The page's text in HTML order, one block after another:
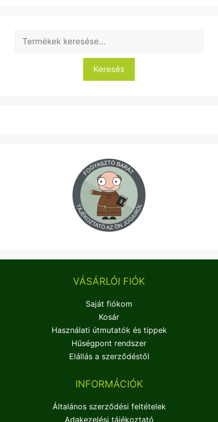
Keresés
Keresés
VÁSÁRLÓI FIÓK
Saját fiókom
Kosár
Használati útmutatók és tippek
Hűségpont rendszer
Elállás a szerződéstől
INFORMÁCIÓK
Általános szerződési feltételek
Adakezelési tájékoztató